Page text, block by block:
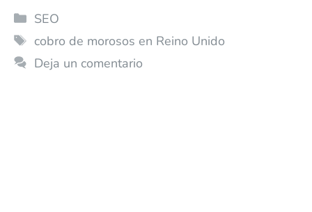
SEO
cobro de morosos en Reino Unido
Deja un comentario